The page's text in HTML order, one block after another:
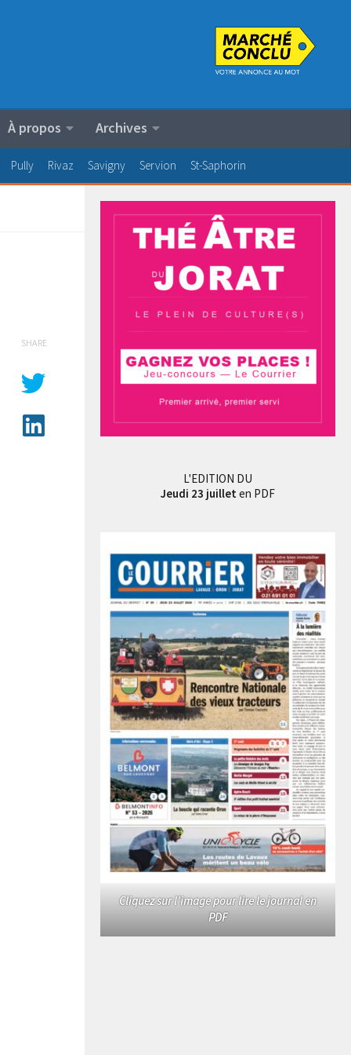
À propos Archives
Pully Rivaz Savigny Servion St-Saphorin
SHARE
L'EDITION DU
Jeudi 23 juillet en PDF
Cliquez sur l'image pour lire le journal en
PDF